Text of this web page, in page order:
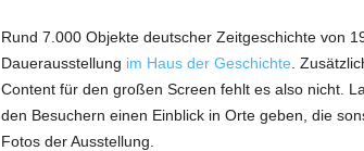
Rund 7.000 Objekte deutscher Zeitgeschichte von
Dauerausstellung im Haus der Geschichte .
Content für den großen Screen fehlt es also nicht.
den Besuchern einen Einblick in Orte geben, die
Fotos der Ausstellung.